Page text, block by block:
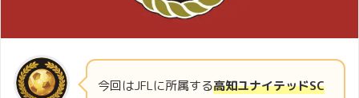
今回はJFLに所属する高知ユナイテッドSC